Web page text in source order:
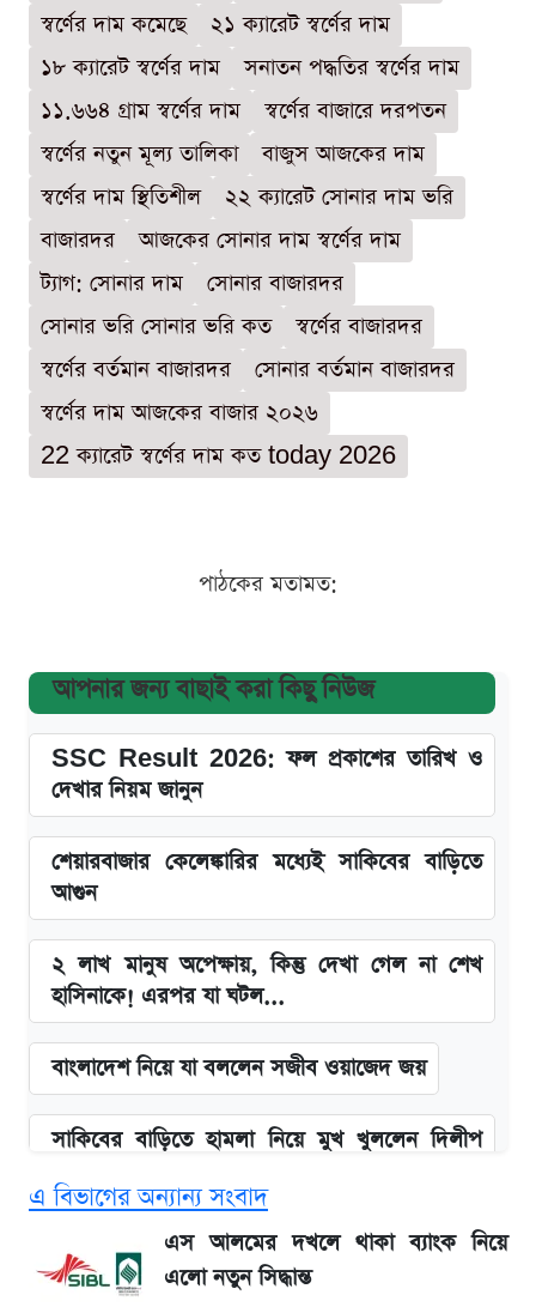
স্বর্ণের দাম কমেছে
২১ ক্যারেট স্বর্ণের দাম
১৮ ক্যারেট স্বর্ণের দাম
সনাতন পদ্ধতির স্বর্ণের দাম
১১.৬৬৪ গ্রাম স্বর্ণের দাম
স্বর্ণের বাজারে দরপতন
স্বর্ণের নতুন মূল্য তালিকা
বাজুস আজকের দাম
স্বর্ণের দাম স্থিতিশীল
২২ ক্যারেট সোনার দাম ভরি
বাজারদর
আজকের সোনার দাম স্বর্ণের দাম
ট্যাগ: সোনার দাম
সোনার বাজারদর
সোনার ভরি সোনার ভরি কত
স্বর্ণের বাজারদর
স্বর্ণের বর্তমান বাজারদর
সোনার বর্তমান বাজারদর
স্বর্ণের দাম আজকের বাজার ২০২৬
22 ক্যারেট স্বর্ণের দাম কত today 2026
পাঠকের মতামত:
আপনার জন্য বাছাই করা কিছু নিউজ
SSC Result 2026: ফল প্রকাশের তারিখ ও
দেখার নিয়ম জানুন
শেয়ারবাজার কেলেঙ্কারির মধ্যেই সাকিবের বাড়িতে
আগুন
২ লাখ মানুষ অপেক্ষায়, কিন্তু দেখা গেল না শেখ
হাসিনাকে! এরপর যা ঘটল...
বাংলাদেশ নিয়ে যা বললেন সজীব ওয়াজেদ জয়
সাকিবের বাড়িতে হামলা নিয়ে মুখ খুললেন দিলীপ
আগামী ৪ দিনের আবহাওয়া নিয়ে বড় সতর্কবার্তা
এ বিভাগের অন্যান্য সংবাদ
এস আলমের দখলে থাকা ব্যাংক নিয়ে
এলো নতুন সিদ্ধান্ত